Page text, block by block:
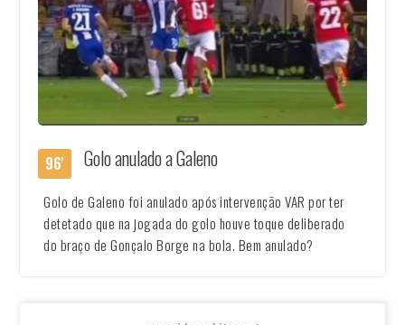
96' Golo anulado a Galeno
Golo de Galeno foi anulado após intervenção VAR por ter
detetado que na jogada do golo houve toque deliberado
do braço de Gonçalo Borge na bola. Bem anulado?